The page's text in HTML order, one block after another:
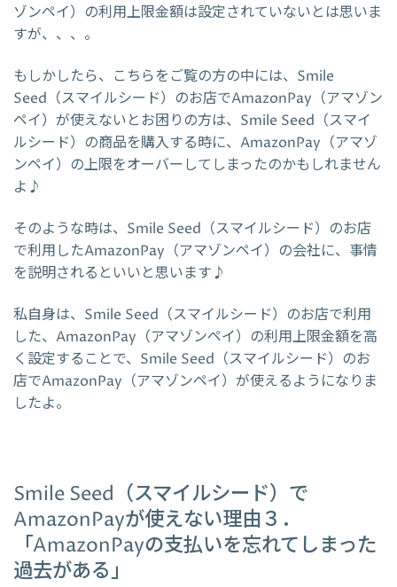
ゾンペイ）の利用上限金額は設定されていないとは思いま
すが、、、。
もしかしたら、こちらをご覧の方の中には、Smile
Seed（スマイルシード）のお店でAmazonPay（アマゾン
ペイ）が使えないとお困りの方は、Smile Seed（スマイ
ルシード）の商品を購入する時に、AmazonPay（アマゾ
ンペイ）の上限をオーバーしてしまったのかもしれません
よ♪
そのような時は、Smile Seed（スマイルシード）のお店
で利用したAmazonPay（アマゾンペイ）の会社に、事情
を説明されるといいと思います♪
私自身は、Smile Seed（スマイルシード）のお店で利用
した、AmazonPay（アマゾンペイ）の利用上限金額を高
く設定することで、Smile Seed（スマイルシード）のお
店でAmazonPay（アマゾンペイ）が使えるようになりま
したよ。
Smile Seed（スマイルシード）で
AmazonPayが使えない理由３．
「AmazonPayの支払いを忘れてしまった
過去がある」